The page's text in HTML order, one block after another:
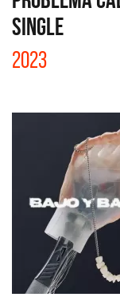
SINGLE
2023